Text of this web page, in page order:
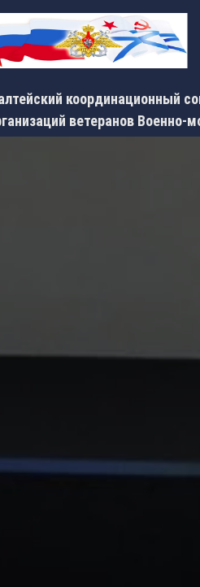
координационный
ветеранов Военно-